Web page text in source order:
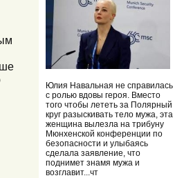
Юлия Навальная не справилась
с ролью вдовы героя. Вместо
того чтобы лететь за Полярный
круг разыскивать тело мужа, эта
женщина вылезла на трибуну
Мюнхенской конференции по
безопасности и улыбаясь
сделала заявление, что
поднимет знамя мужа и
возглавит...чт